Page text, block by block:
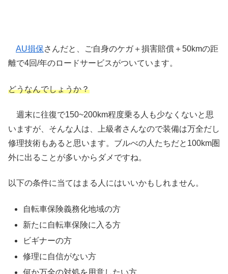
AU損保さんだと、ご自身のケガ＋損害賠償＋50kmの距
離で4回/年のロードサービスがついています。
どうなんでしょうか？
週末に往復で150~200km程度乗る人も少なくないと思
いますが、そんな人は、上級者さんなので装備は万全だし
修理技術もあると思います。ブルべの人たちだと100km圏
外に出ることが多いからダメですね。
以下の条件に当てはまる人にはいいかもしれません。
自転車保険義務化地域の方
新たに自転車保険に入る方
ビギナーの方
修理に自信がない方